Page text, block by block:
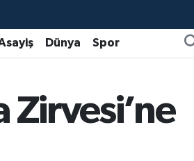
Dünya Spor
Zirvesi’ne